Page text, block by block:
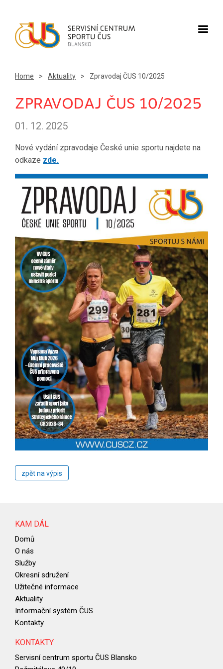
Home > Aktuality > Zpravodaj ČUS 10/2025
ZPRAVODAJ ČUS 10/2025
01. 12. 2025
Nové vydání zpravodaje České unie sportu najdete na
odkaze zde.
zpět na výpis
KAM DÁL
Domů
O nás
Služby
Okresní sdružení
Užitečné informace
Aktuality
Informační systém ČUS
Kontakty
KONTAKTY
Servisní centrum sportu ČUS Blansko